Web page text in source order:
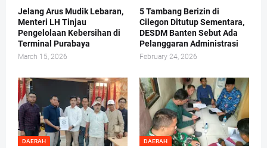
Jelang Arus Mudik Lebaran,
Menteri LH Tinjau
Pengelolaan Kebersihan di
Terminal Purabaya
March 15, 2026
5 Tambang Berizin di
Cilegon Ditutup Sementara,
DESDM Banten Sebut Ada
Pelanggaran Administrasi
February 24, 2026
DAERAH DAERAH